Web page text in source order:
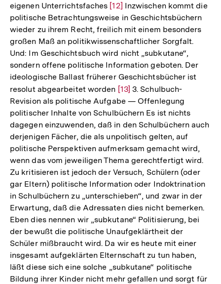
eigenen Unterrichtsfaches Zur
Auflösung
der
Fußnote
[12] Inzwischen kommt die
politische Betrachtungsweise in Geschichtsbüchern
wieder zu ihrem Recht, freilich mit einem besonders
großen Maß an politikwissenschaftlicher Sorgfalt.
Und: Im Geschichtsbuch wird nicht „subkutane“,
sondern offene politische Information geboten. Der
ideologische Ballast früherer Geschichtsbücher ist
resolut abgearbeitet worden Zur
Auflösung
der
Fußnote
[13] 3. Schulbuch-
Revision als politische Aufgabe — Offenlegung
politischer Inhalte von Schulbüchern Es ist nichts
dagegen einzuwenden, daß in den Schulbüchern auch
derjenigen Fächer, die als unpolitisch gelten, auf
politische Perspektiven aufmerksam gemacht wird,
wenn das vom jeweiligen Thema gerechtfertigt wird.
Zu kritisieren ist jedoch der Versuch, Schülern (oder
gar Eltern) politische Information oder Indoktrination
in Schulbüchern zu „unterschieben“, und zwar in der
Erwartung, daß die Adressaten dies nicht bemerken.
Eben dies nennen wir „subkutane“ Politisierung, bei
der bewußt die politische Unaufgeklärtheit der
Schüler mißbraucht wird. Da wir es heute mit einer
insgesamt aufgeklärten Elternschaft zu tun haben,
läßt diese sich eine solche „subkutane“ politische
Bildung ihrer Kinder nicht mehr gefallen und sorgt für